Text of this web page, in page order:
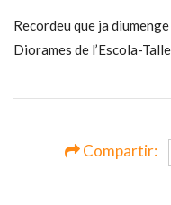
Recordeu que ja
Diorames de l’Escola-
Compartir: